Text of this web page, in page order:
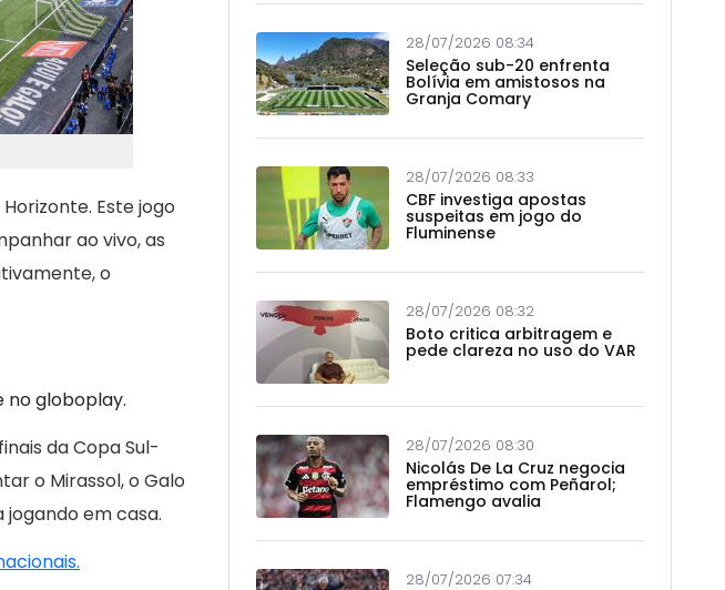
Este jogo
ao vivo, as
o
no globoplay.
da Copa Sul-
o Mirassol, o Galo
em casa.
28/07/2026 08:34
Seleção sub-20 enfrenta
Bolívia em amistosos na
Granja Comary
28/07/2026 08:33
CBF investiga apostas
suspeitas em jogo do
Fluminense
28/07/2026 08:32
Boto critica arbitragem e
pede clareza no uso do VAR
28/07/2026 08:30
Nicolás De La Cruz negocia
empréstimo com Peñarol;
Flamengo avalia
28/07/2026 07:34